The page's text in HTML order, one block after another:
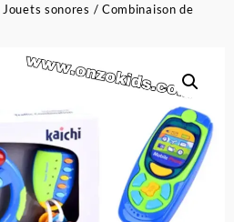
Jouets sonores / Combinaison de